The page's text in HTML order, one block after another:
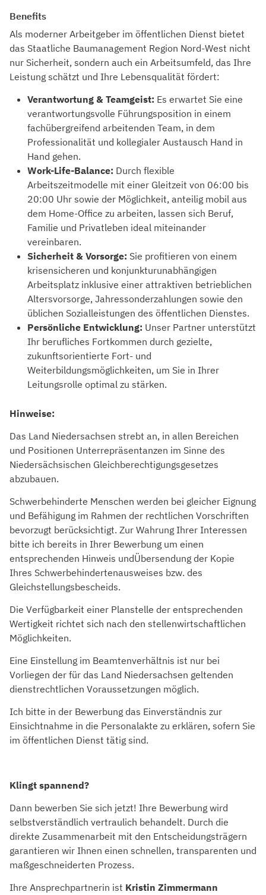
Benefits
Als moderner Arbeitgeber im öffentlichen Dienst bietet
das Staatliche Baumanagement Region Nord-West nicht
nur Sicherheit, sondern auch ein Arbeitsumfeld, das Ihre
Leistung schätzt und Ihre Lebensqualität fördert:
Verantwortung & Teamgeist: Es erwartet Sie eine
verantwortungsvolle Führungsposition in einem
fachübergreifend arbeitenden Team, in dem
Professionalität und kollegialer Austausch Hand in
Hand gehen.
Work-Life-Balance: Durch flexible
Arbeitszeitmodelle mit einer Gleitzeit von 06:00 bis
20:00 Uhr sowie der Möglichkeit, anteilig mobil aus
dem Home-Office zu arbeiten, lassen sich Beruf,
Familie und Privatleben ideal miteinander
vereinbaren.
Sicherheit & Vorsorge: Sie profitieren von einem
krisensicheren und konjunkturunabhängigen
Arbeitsplatz inklusive einer attraktiven betrieblichen
Altersvorsorge, Jahressonderzahlungen sowie den
üblichen Sozialleistungen des öffentlichen Dienstes.
Persönliche Entwicklung: Unser Partner unterstützt
Ihr berufliches Fortkommen durch gezielte,
zukunftsorientierte Fort- und
Weiterbildungsmöglichkeiten, um Sie in Ihrer
Leitungsrolle optimal zu stärken.
Hinweise:
Das Land Niedersachsen strebt an, in allen Bereichen
und Positionen Unterrepräsentanzen im Sinne des
Niedersächsischen Gleichberechtigungsgesetzes
abzubauen.
Schwerbehinderte Menschen werden bei gleicher Eignung
und Befähigung im Rahmen der rechtlichen Vorschriften
bevorzugt berücksichtigt. Zur Wahrung Ihrer Interessen
bitte ich bereits in Ihrer Bewerbung um einen
entsprechenden Hinweis undÜbersendung der Kopie
Ihres Schwerbehindertenausweises bzw. des
Gleichstellungsbescheids.
Die Verfügbarkeit einer Planstelle der entsprechenden
Wertigkeit richtet sich nach den stellenwirtschaftlichen
Möglichkeiten.
Eine Einstellung im Beamtenverhältnis ist nur bei
Vorliegen der für das Land Niedersachsen geltenden
dienstrechtlichen Voraussetzungen möglich.
Ich bitte in der Bewerbung das Einverständnis zur
Einsichtnahme in die Personalakte zu erklären, sofern Sie
im öffentlichen Dienst tätig sind.
Klingt spannend?
Dann bewerben Sie sich jetzt! Ihre Bewerbung wird
selbstverständlich vertraulich behandelt. Durch die
direkte Zusammenarbeit mit den Entscheidungsträgern
garantieren wir Ihnen einen schnellen, transparenten und
maßgeschneiderten Prozess.
Ihre Ansprechpartnerin ist Kristin Zimmermann